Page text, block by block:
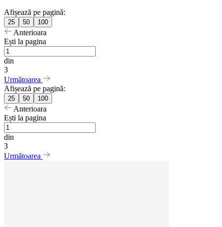
Afișează pe pagină:
25 50 100
Anterioara
Ești la pagina
din
3
Următoarea
Afișează pe pagină:
25 50 100
Anterioara
Ești la pagina
din
3
Următoarea